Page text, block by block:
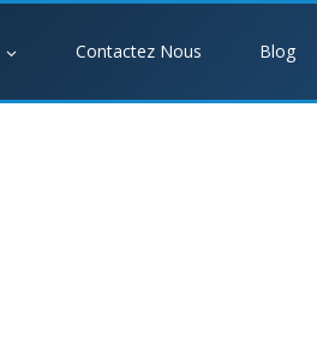
Contactez Nous Blog